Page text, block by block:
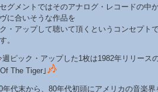
グメントではそのアナログ・レコードの中
に合いそうな作品を
・アップして聴いて頂くというコンセプト
。
週ピック・アップした1枚は1982年リリース
The Tiger｣
年代末から、80年代初頭にアメリカの音楽界